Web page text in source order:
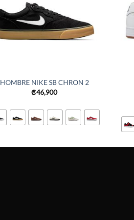
HOMBRE NIKE SB CHRON 2
₡46,900